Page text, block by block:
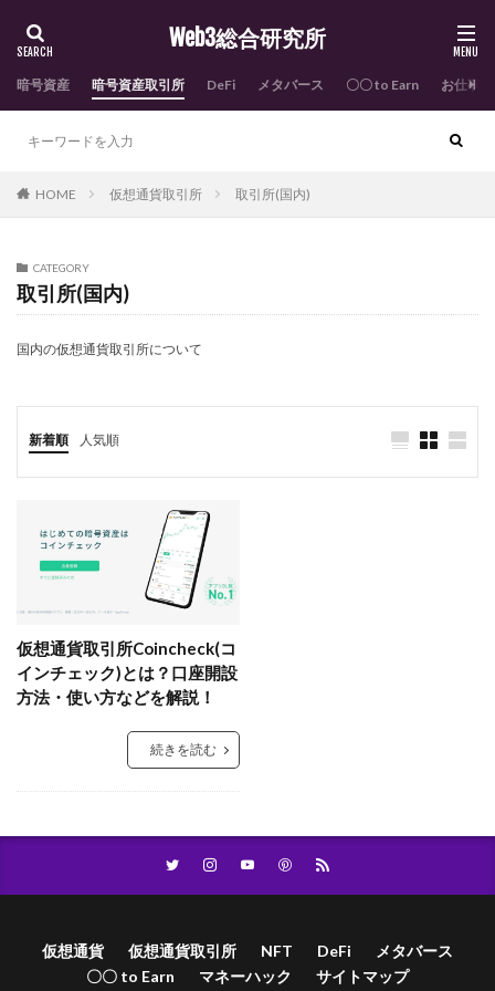
Web3総合研究所
暗号資産 暗号資産取引所 DeFi メタバース 〇〇 to Earn お仕事
HOME 仮想通貨取引所 取引所(国内)
CATEGORY
取引所(国内)
国内の仮想通貨取引所について
新着順 人気順
仮想通貨取引所Coincheck(コ
インチェック)とは？口座開設
方法・使い方などを解説！
続きを読む
仮想通貨 仮想通貨取引所 NFT DeFi
メタバース
〇〇 to Earn
マネーハック サイトマップ